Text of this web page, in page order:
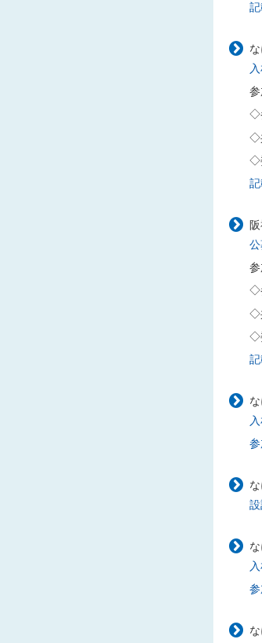
記
◇
◇
◇
記
◇
◇
◇
記